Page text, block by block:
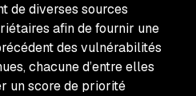
de diverses sources
afin de fournir une
des vulnérabilités
chacune d’entre elles
un score de priorité